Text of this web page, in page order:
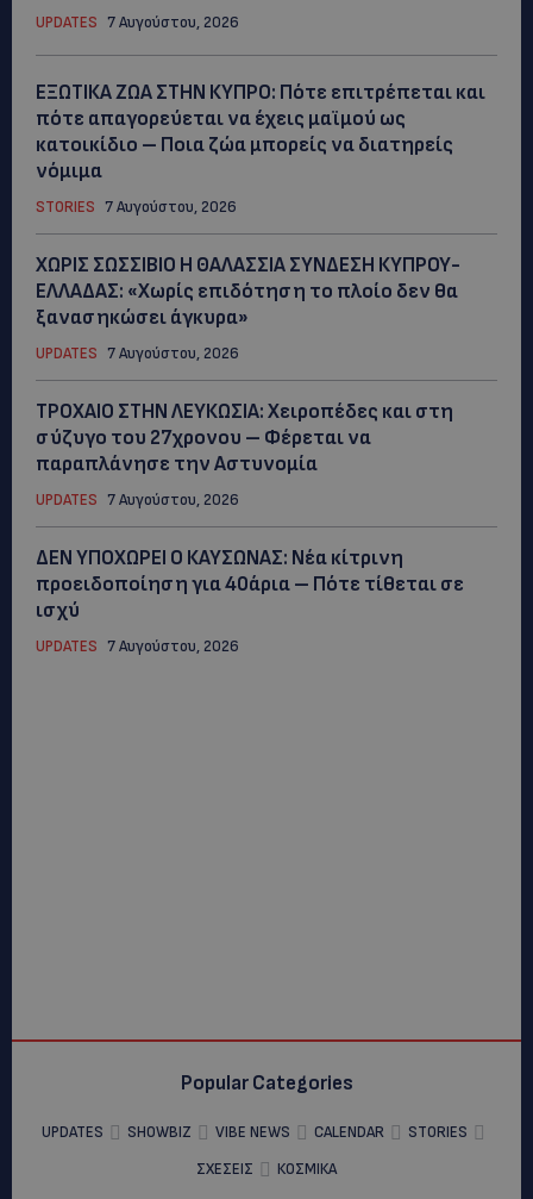
UPDATES 7 Αυγούστου, 2026
ΕΞΩΤΙΚΑ ΖΩΑ ΣΤΗΝ ΚΥΠΡΟ: Πότε επιτρέπεται και
πότε απαγορεύεται να έχεις μαϊμού ως
κατοικίδιο – Ποια ζώα μπορείς να διατηρείς
νόμιμα
STORIES 7 Αυγούστου, 2026
ΧΩΡΙΣ ΣΩΣΣΙΒΙΟ Η ΘΑΛΑΣΣΙΑ ΣΥΝΔΕΣΗ ΚΥΠΡΟΥ-
ΕΛΛΑΔΑΣ: «Χωρίς επιδότηση το πλοίο δεν θα
ξανασηκώσει άγκυρα»
UPDATES 7 Αυγούστου, 2026
ΤΡΟΧΑΙΟ ΣΤΗΝ ΛΕΥΚΩΣΙΑ: Χειροπέδες και στη
σύζυγο του 27χρονου – Φέρεται να
παραπλάνησε την Αστυνομία
UPDATES 7 Αυγούστου, 2026
ΔΕΝ ΥΠΟΧΩΡΕΙ Ο ΚΑΥΣΩΝΑΣ: Νέα κίτρινη
προειδοποίηση για 40άρια – Πότε τίθεται σε
ισχύ
UPDATES 7 Αυγούστου, 2026
Popular Categories
UPDATES SHOWBIZ VIBE NEWS CALENDAR
STORIES
ΣΧΕΣΕΙΣ
ΚΟΣΜΙΚΑ